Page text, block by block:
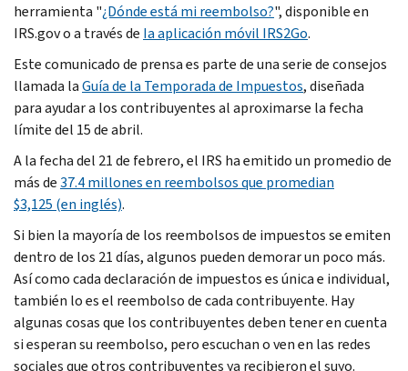
herramienta "¿Dónde está mi reembolso?", disponible en
IRS.gov o a través de Ia aplicación móvil IRS2Go.
Este comunicado de prensa es parte de una serie de consejos
llamada laGuía de la Temporada de Impuestos, diseñada
para ayudar a los contribuyentes al aproximarse la fecha
límite del 15 de abril.
A la fecha del 21 de febrero, el IRS ha emitido un promedio de
más de37.4 millones en reembolsos que promedian
$3,125 (en inglés).
Si bien la mayoría de los reembolsos de impuestos se emiten
dentro de los 21 días, algunos pueden demorar un poco más.
Así como cada declaración de impuestos es única e individual,
también lo es el reembolso de cada contribuyente. Hay
algunas cosas que los contribuyentes deben tener en cuenta
si esperan su reembolso, pero escuchan o ven en las redes
sociales que otros contribuyentes ya recibieron el suyo.